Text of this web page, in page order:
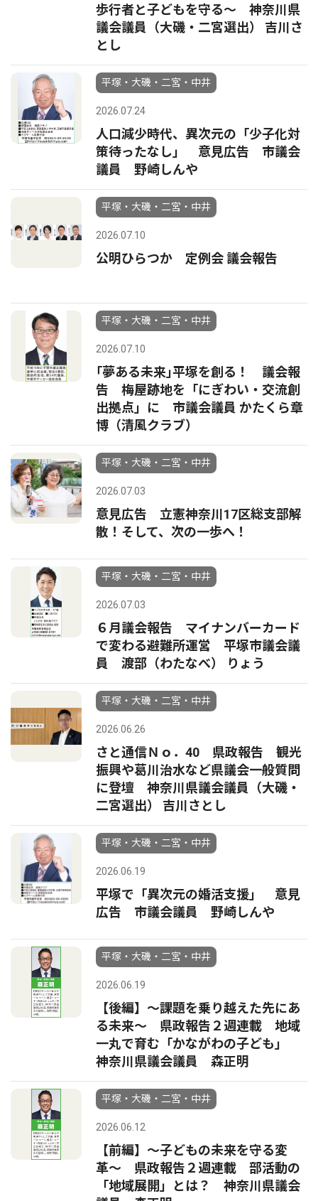
歩行者と子どもを守る〜 神奈川県
議会議員（大磯・二宮選出） 吉川さ
とし
平塚・大磯・二宮・中井
2026.07.24
人口減少時代、異次元の「少子化対
策待ったなし」 意見広告 市議会
議員 野崎しんや
平塚・大磯・二宮・中井
2026.07.10
公明ひらつか 定例会 議会報告
平塚・大磯・二宮・中井
2026.07.10
｢夢ある未来｣平塚を創る！ 議会報
告 梅屋跡地を「にぎわい・交流創
出拠点」に 市議会議員 かたくら章
博（清風クラブ）
平塚・大磯・二宮・中井
2026.07.03
意見広告 立憲神奈川17区総支部解
散！そして、次の一歩へ！
平塚・大磯・二宮・中井
2026.07.03
６月議会報告 マイナンバーカード
で変わる避難所運営 平塚市議会議
員 渡部（わたなべ） りょう
平塚・大磯・二宮・中井
2026.06.26
さと通信Ｎｏ．40 県政報告 観光
振興や葛川治水など県議会一般質問
に登壇 神奈川県議会議員（大磯・
二宮選出） 吉川さとし
平塚・大磯・二宮・中井
2026.06.19
平塚で「異次元の婚活支援」 意見
広告 市議会議員 野崎しんや
平塚・大磯・二宮・中井
2026.06.19
【後編】〜課題を乗り越えた先にあ
る未来〜 県政報告２週連載 地域
一丸で育む「かながわの子ども」
神奈川県議会議員 森正明
平塚・大磯・二宮・中井
2026.06.12
【前編】〜子どもの未来を守る変
革〜 県政報告２週連載 部活動の
「地域展開」とは？ 神奈川県議会